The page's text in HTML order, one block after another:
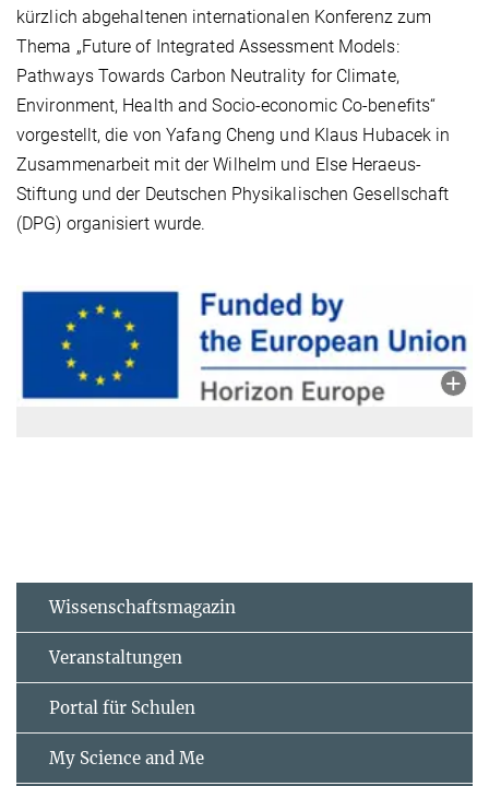
kürzlich abgehaltenen internationalen Konferenz zum
Thema „Future of Integrated Assessment Models:
Pathways Towards Carbon Neutrality for Climate,
Environment, Health and Socio-economic Co-benefits“
vorgestellt, die von Yafang Cheng und Klaus Hubacek in
Zusammenarbeit mit der Wilhelm und Else Heraeus-
Stiftung und der Deutschen Physikalischen Gesellschaft
(DPG) organisiert wurde.
Wissenschaftsmagazin
Veranstaltungen
Portal für Schulen
My Science and Me